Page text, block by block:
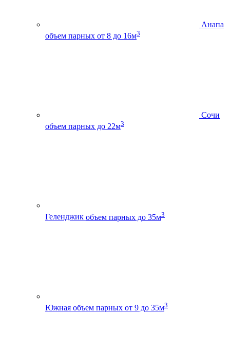
Анапа
объем парных от 8 до 16м3
Сочи
объем парных до 22м3
Геленджик объем парных до 35м3
Южная объем парных от 9 до 35м3